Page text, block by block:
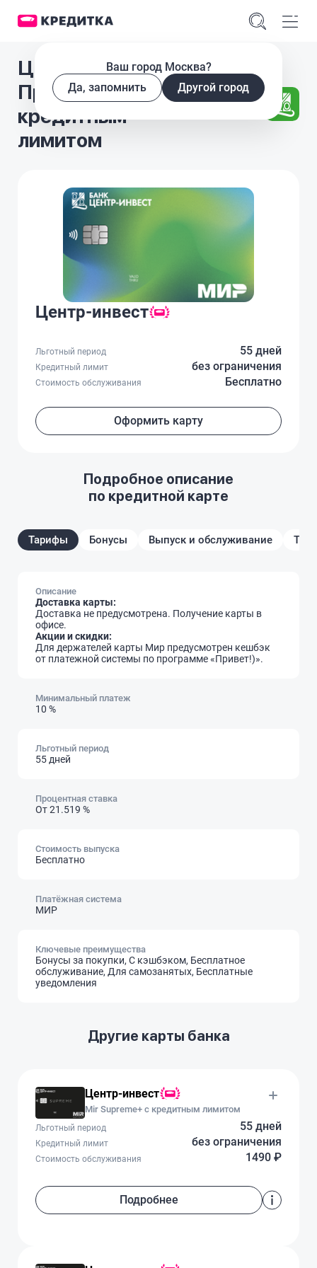
Ваш город Москва?
Да, запомнить
Другой город
Центр-инвест
Продвинутая с
кредитным
лимитом
Центр-инвест
55 дней
Льготный период
без ограничения
Кредитный лимит
Бесплатно
Стоимость обслуживания
Оформить карту
Подробное описание
по кредитной карте
Тарифы Бонусы Выпуск и обслуживание
Описание
Доставка карты:
Доставка не предусмотрена. Получение карты в
офисе.
Акции и скидки:
Для держателей карты Мир предусмотрен кешбэк
от платежной системы по программе «Привет!)».
Минимальный платеж
10 %
Льготный период
55 дней
Процентная ставка
От 21.519 %
Стоимость выпуска
Бесплатно
Платёжная система
МИР
Ключевые преимущества
Бонусы за покупки, С кэшбэком, Бесплатное
обслуживание, Для самозанятых, Бесплатные
уведомления
Другие карты банка
Центр-инвест
Mir Supreme+ с кредитным лимитом
55 дней
Льготный период
без ограничения
Кредитный лимит
1490 ₽
Стоимость обслуживания
Подробнее